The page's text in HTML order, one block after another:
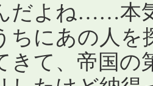
だよね……本
ちにあの人を
きて、帝国